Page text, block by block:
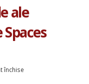
ale
închise